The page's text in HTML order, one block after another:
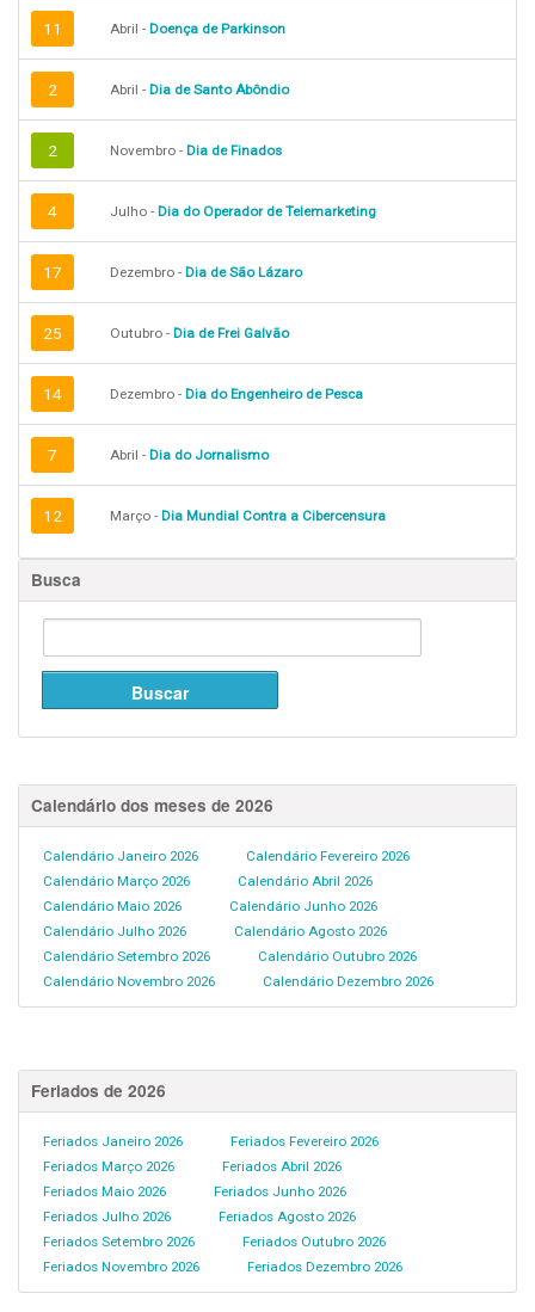
11 Abril - Doença de Parkinson
2 Abril - Dia de Santo Abôndio
2 Novembro - Dia de Finados
4 Julho - Dia do Operador de Telemarketing
17 Dezembro - Dia de São Lázaro
25 Outubro - Dia de Frei Galvão
14 Dezembro - Dia do Engenheiro de Pesca
7 Abril - Dia do Jornalismo
12 Março - Dia Mundial Contra a Cibercensura
Busca
Calendário dos meses de 2026
Calendário Janeiro 2026
Calendário Fevereiro 2026
Calendário Março 2026
Calendário Abril 2026
Calendário Maio 2026
Calendário Junho 2026
Calendário Julho 2026
Calendário Agosto 2026
Calendário Setembro 2026
Calendário Outubro 2026
Calendário Novembro 2026
Calendário Dezembro 2026
Feriados de 2026
Feriados Janeiro 2026
Feriados Fevereiro 2026
Feriados Março 2026
Feriados Abril 2026
Feriados Maio 2026
Feriados Junho 2026
Feriados Julho 2026
Feriados Agosto 2026
Feriados Setembro 2026
Feriados Outubro 2026
Feriados Novembro 2026
Feriados Dezembro 2026